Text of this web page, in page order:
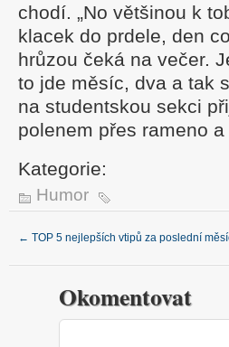
chodí. „No většinou k
klacek do prdele, den
hrůzou čeká na večer.
to jde měsíc, dva a tak
na studentskou sekci
polenem přes rameno a
Kategorie:
Humor
← TOP 5 nejlepších vtipů za poslední
Okomentovat